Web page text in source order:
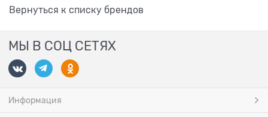
Вернуться к списку брендов
МЫ В СОЦ СЕТЯХ
Информация